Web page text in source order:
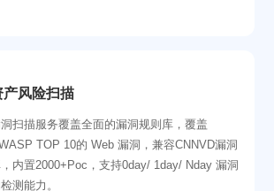
产风险扫描
扫描服务覆盖全面的漏洞规则库，覆盖
TOP 10的 Web 漏洞，兼容CNNVD漏洞
内置2000+Poc，支持0day/ 1day/ Nday 漏洞
测能力。